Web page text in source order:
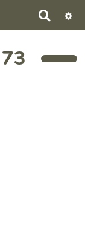
e